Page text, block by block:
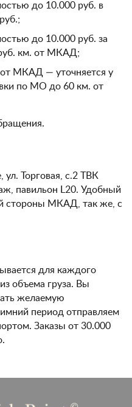
до 10.000 руб. в
до 10.000 руб. за
км. от МКАД;
МКАД — уточняется у
по МО до 60 км. от
Торговая, с.2 ТВК
павильон L20. Удобный
стороны МКАД, так же, с
для каждого
объема груза. Вы
желаемую
период отправляем
Заказы от 30.000